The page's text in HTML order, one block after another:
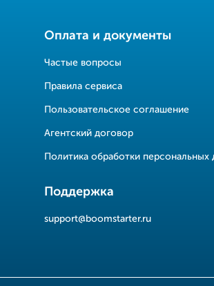
Оплата и документы
Частые вопросы
Правила сервиса
Пользовательское соглашение
Агентский договор
Политика обработки персональных
Поддержка
support@boomstarter.ru